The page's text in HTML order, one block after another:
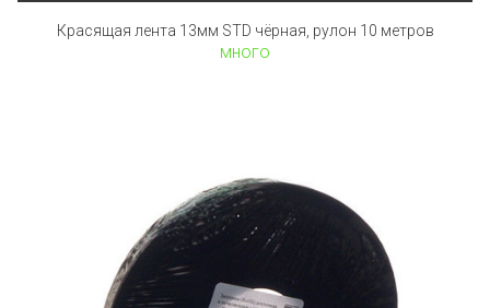
Красящая лента 13мм STD чёрная, рулон 10 метров
много